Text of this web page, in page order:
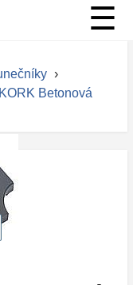
☰
›
Betonová